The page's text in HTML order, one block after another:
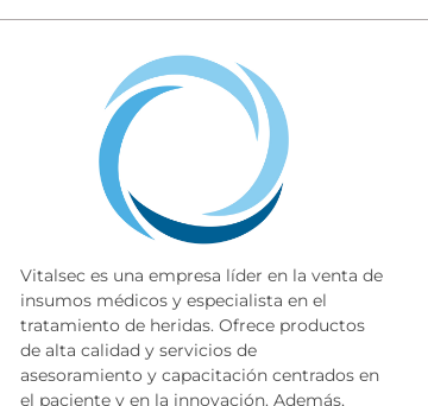
Vitalsec es una empresa líder en la venta de
insumos médicos y especialista en el
tratamiento de heridas. Ofrece productos
de alta calidad y servicios de
asesoramiento y capacitación centrados en
el paciente y en la innovación. Además,